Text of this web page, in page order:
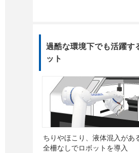
過酷な環境下でも活躍す
ット
ちりやほこり、液体混入があ
全柵なしでロボットを導入